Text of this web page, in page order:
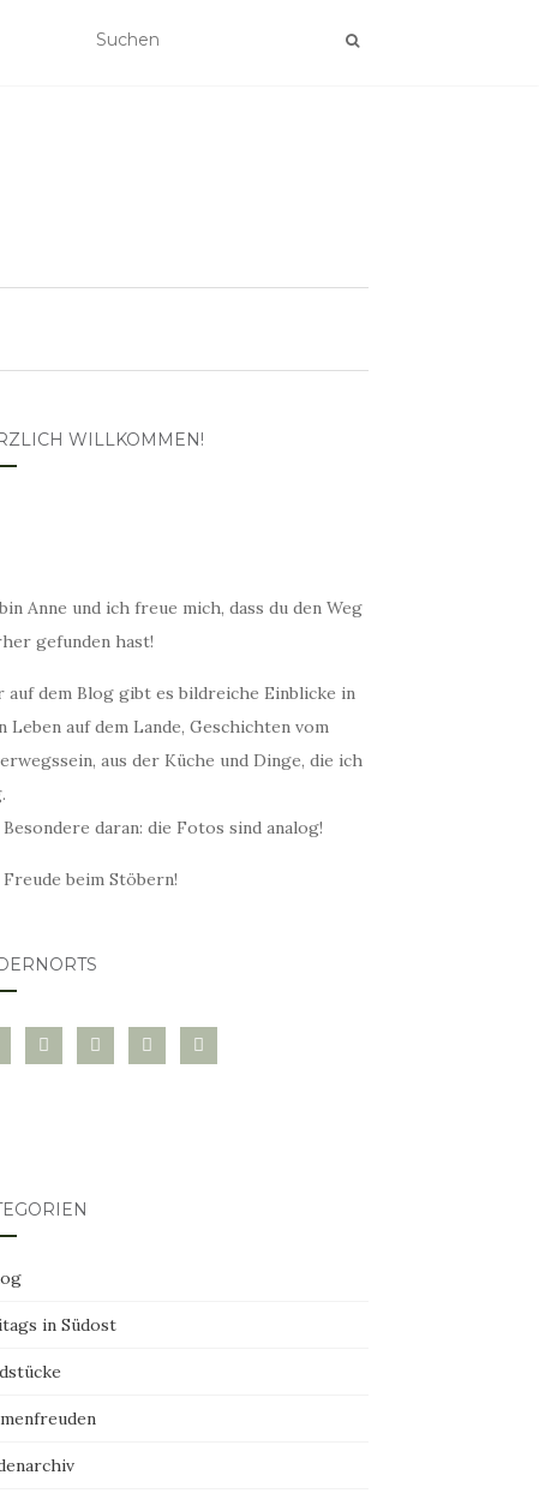
WILLKOMMEN!
Anne und ich freue mich, dass du den Weg
gefunden hast!
auf dem Blog gibt es bildreiche Einblicke in
Leben auf dem Lande, Geschichten vom
aus der Küche und Dinge, die ich
Besondere daran: die Fotos sind analog!
beim Stöbern!
instagramtwitter pinterest
mail
in Südost